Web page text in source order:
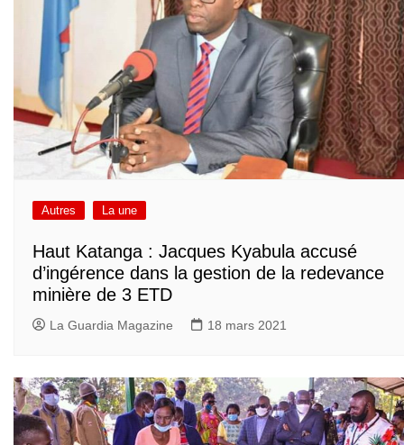
Autres La une
Haut Katanga : Jacques Kyabula accusé
d’ingérence dans la gestion de la redevance
minière de 3 ETD
La Guardia Magazine 18 mars 2021